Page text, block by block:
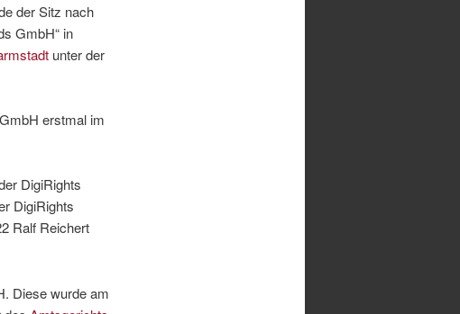
der Sitz nach
GmbH“ in
unter der
erstmal im
DigiRights
DigiRights
Ralf Reichert
Diese wurde am